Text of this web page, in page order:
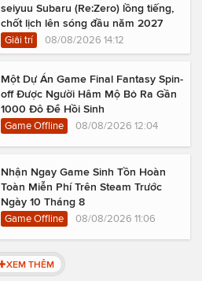
seiyuu Subaru (Re:Zero) lồng tiếng,
chốt lịch lên sóng đầu năm 2027
Giải trí 08/08/2026 14:12
Một Dự Án Game Final Fantasy Spin-
off Được Người Hâm Mộ Bỏ Ra Gần
1000 Đô Để Hồi Sinh
Game Offline 08/08/2026 12:04
Nhận Ngay Game Sinh Tồn Hoàn
Toàn Miễn Phí Trên Steam Trước
Ngày 10 Tháng 8
Game Offline 08/08/2026 11:06
XEM THÊM